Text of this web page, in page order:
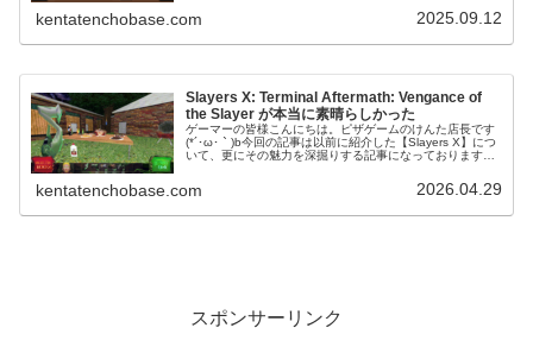
kentatenchobase.com 2025.09.12
Slayers X: Terminal Aftermath: Vengance of
the Slayer が本当に素晴らしかった
ゲーマーの皆様こんにちは。ピザゲームのけんた店長です
(*´･ω･｀)b今回の記事は以前に紹介した【Slayers X】につ
いて、更にその魅力を深掘りする記事になっております
kentatenchobase.com 2026.04.29
スポンサーリンク